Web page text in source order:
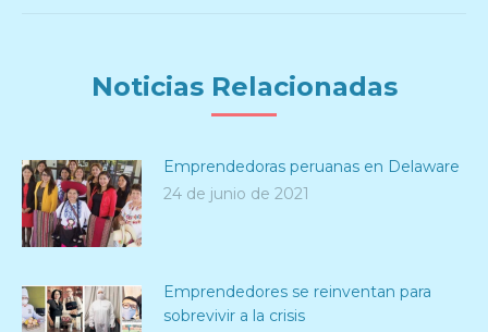
Noticias Relacionadas
Emprendedoras peruanas en Delaware
24 de junio de 2021
Emprendedores se reinventan para
sobrevivir a la crisis